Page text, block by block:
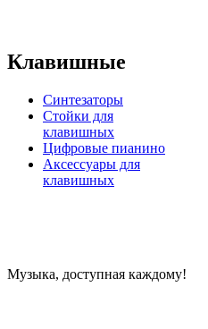
Клавишные
Синтезаторы
Стойки для
клавишных
Цифровые пианино
Аксессуары для
клавишных
Музыка, доступная каждому!